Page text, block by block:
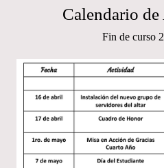
Calendario
Fin de curso